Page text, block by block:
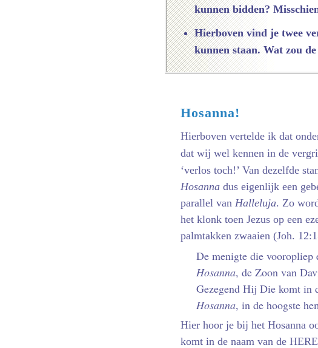
kunnen bidden?
Hierboven vind je twee
kunnen staan. Wat zou
Hosanna!
Hierboven vertelde ik dat
dat wij wel kennen in de
‘verlos toch!’ Van dezelfde
Hosanna dus eigenlijk een
parallel van Hallelu­ja. Zo
het klonk toen Jezus op een
palm­takken zwaaien (Joh.
De menigte die vooropliep
Hosanna, de Zoon van
Gezegend Hij Die komt in
Hosanna, in de hoogste
Hier hoor je bij het Hosanna
komt in de naam van de